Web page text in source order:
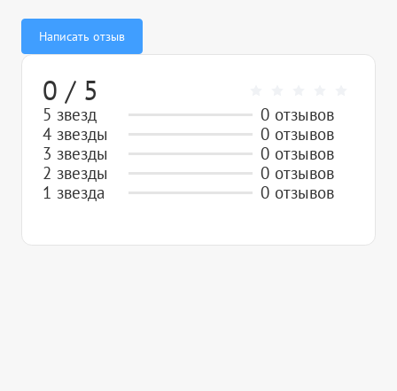
Написать отзыв
0 / 5
5 звезд
0 отзывов
4 звезды
0 отзывов
3 звезды
0 отзывов
2 звезды
0 отзывов
1 звезда
0 отзывов